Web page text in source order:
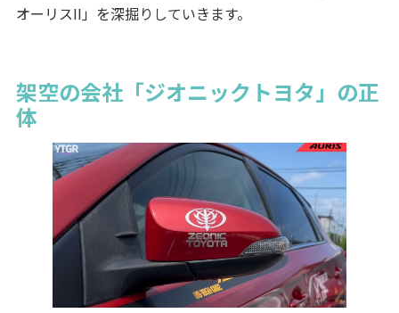
オーリスII」を深掘りしていきます。
架空の会社「ジオニックトヨタ」の正
体